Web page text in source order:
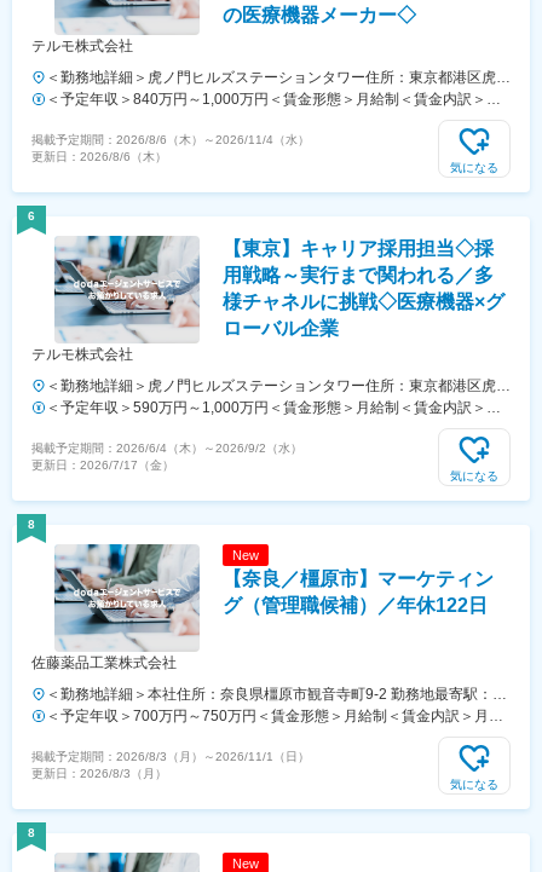
の医療機器メーカー◇
テルモ株式会社
＜勤務地詳細＞虎ノ門ヒルズステーションタワー住所：東京都港区虎ノ
門２丁目６－１ 虎ノ門ヒルズ ステーションタワー 受動喫煙対策：敷地
＜予定年収＞840万円～1,000万円＜賃金形態＞月給制＜賃金内訳＞月
額（基本給）：414,000円～534,000円＜月給＞414,000円～534,000円
＜昇給有無＞有＜残業手当＞有＜給与補足＞※上記年収はあくまでも目
安の金額であり、選考を通じて経験、能力等を考慮し同社規定により決
掲載予定期間： 2026/8/6（木） ～2026/11/4（水）
更新日： 2026/8/6（木）
気になる
6
【東京】キャリア採用担当◇採
用戦略～実行まで関われる／多
様チャネルに挑戦◇医療機器×グ
ローバル企業
テルモ株式会社
＜勤務地詳細＞虎ノ門ヒルズステーションタワー住所：東京都港区虎ノ
門２丁目６－１ 虎ノ門ヒルズ ステーションタワー 受動喫煙対策：敷地
＜予定年収＞590万円～1,000万円＜賃金形態＞月給制＜賃金内訳＞月
額（基本給）：279,000円～534,000円＜月給＞279,000円～534,000円
＜昇給有無＞有＜残業手当＞有＜給与補足＞※年収はご経験やスキルを
考慮し決定いたします。■賞与：年2回■昇給：年1回■職位：一般職～主
掲載予定期間： 2026/6/4（木） ～2026/9/2（水）
更新日： 2026/7/17（金）
気になる
8
New
【奈良／橿原市】マーケティン
グ（管理職候補）／年休122日
佐藤薬品工業株式会社
＜勤務地詳細＞本社住所：奈良県橿原市観音寺町9-2 勤務地最寄駅：近
鉄線／橿原神宮前駅受動喫煙対策：屋内全面禁煙
＜予定年収＞700万円～750万円＜賃金形態＞月給制＜賃金内訳＞月額
（基本給）：315,000円～345,000円＜月給＞315,000円～345,000円＜
昇給有無＞有＜残業手当＞有＜給与補足＞■上記は想定年収です※経
験、スキル、年齢を考慮の上、同社規定により優遇賃金はあくまでも目
掲載予定期間： 2026/8/3（月） ～2026/11/1（日）
更新日： 2026/8/3（月）
気になる
8
New